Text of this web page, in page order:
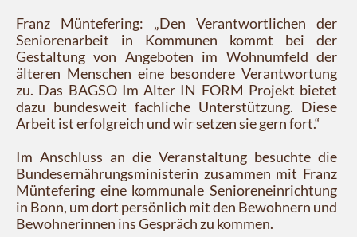
Franz Müntefering: „Den Verantwortlichen der
Seniorenarbeit in Kommunen kommt bei der
Gestaltung von Angeboten im Wohnumfeld der
älteren Menschen eine besondere Verantwortung
zu. Das BAGSO Im Alter IN FORM Projekt bietet
dazu bundesweit fachliche Unterstützung. Diese
Arbeit ist erfolgreich und wir setzen sie gern fort.“
Im Anschluss an die Veranstaltung besuchte die
Bundesernährungsministerin zusammen mit Franz
Müntefering eine kommunale Senioreneinrichtung
in Bonn, um dort persönlich mit den Bewohnern und
Bewohnerinnen ins Gespräch zu kommen.